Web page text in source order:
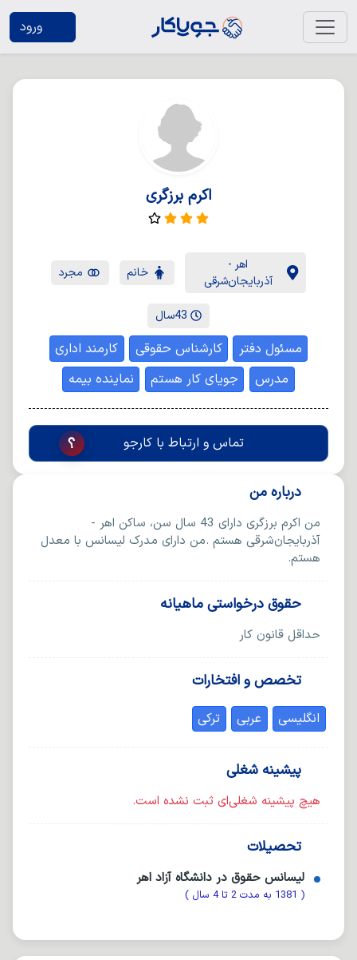
اکرم برزگری
اهر -
آذربایجان‌شرقی
خانم مجرد
43‌سال
مسئول دفتر کارشناس حقوقی
کارمند اداری
مدرس
جویای کار هستم نماینده بیمه
تماس و ارتباط با کارجو
درباره من
من اکرم برزگری دارای 43 سال سن، ساکن اهر -
آذربایجان‌شرقی هستم .من دارای مدرک لیسانس با معدل
هستم.
حقوق درخواستی ماهیانه
حداقل قانون کار
تخصص و افتخارات
انگلیسی عربی ترکی
پیشینه شغلی
هیچ پیشینه شغلی‌ای ثبت نشده است.
تحصیلات
لیسانس حقوق در دانشگاه آزاد اهر
( 1381 به مدت 2 تا 4 سال )